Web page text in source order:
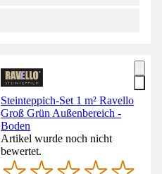
Steinteppich-Set 1 m² Ravello
Groß Grün Außenbereich -
Boden
Artikel wurde noch nicht
bewertet.